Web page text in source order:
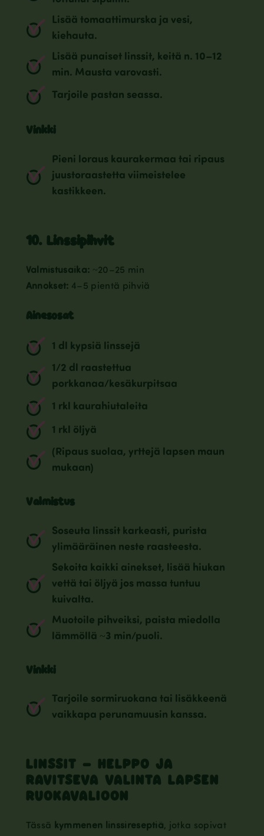
Lisää tomaattimurska ja vesi,
kiehauta.
Lisää punaiset linssit, keitä n. 10–12
min. Mausta varovasti.
Tarjoile pastan seassa.
Vinkki
Pieni loraus kaurakermaa tai ripaus
juustoraastetta viimeistelee
kastikkeen.
10. Linssipihvit
Valmistusaika: ~20–25 min
Annokset: 4–5 pientä pihviä
Ainesosat
1 dl kypsiä linssejä
1/2 dl raastettua
porkkanaa/kesäkurpitsaa
1 rkl kaurahiutaleita
1 rkl öljyä
(Ripaus suolaa, yrttejä lapsen maun
mukaan)
Valmistus
Soseuta linssit karkeasti, purista
ylimääräinen neste raasteesta.
Sekoita kaikki ainekset, lisää hiukan
vettä tai öljyä jos massa tuntuu
kuivalta.
Muotoile pihveiksi, paista miedolla
lämmöllä ~3 min/puoli.
Vinkki
Tarjoile sormiruokana tai lisäkkeenä
vaikkapa perunamuusin kanssa.
LINSSIT – HELPPO JA
RAVITSEVA VALINTA LAPSEN
RUOKAVALIOON
Tässä kymmenen linssireseptiä, jotka sopivat